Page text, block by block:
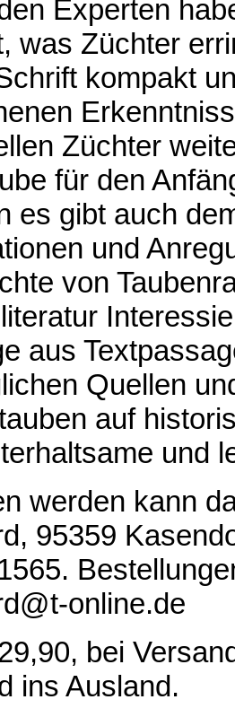
Experten
was Züchter
kompakt
Züchter
für den
es gibt auch
und
von
aus
Quellen
auf
und
werden kann
95359
online.de
bei
ins Ausland.